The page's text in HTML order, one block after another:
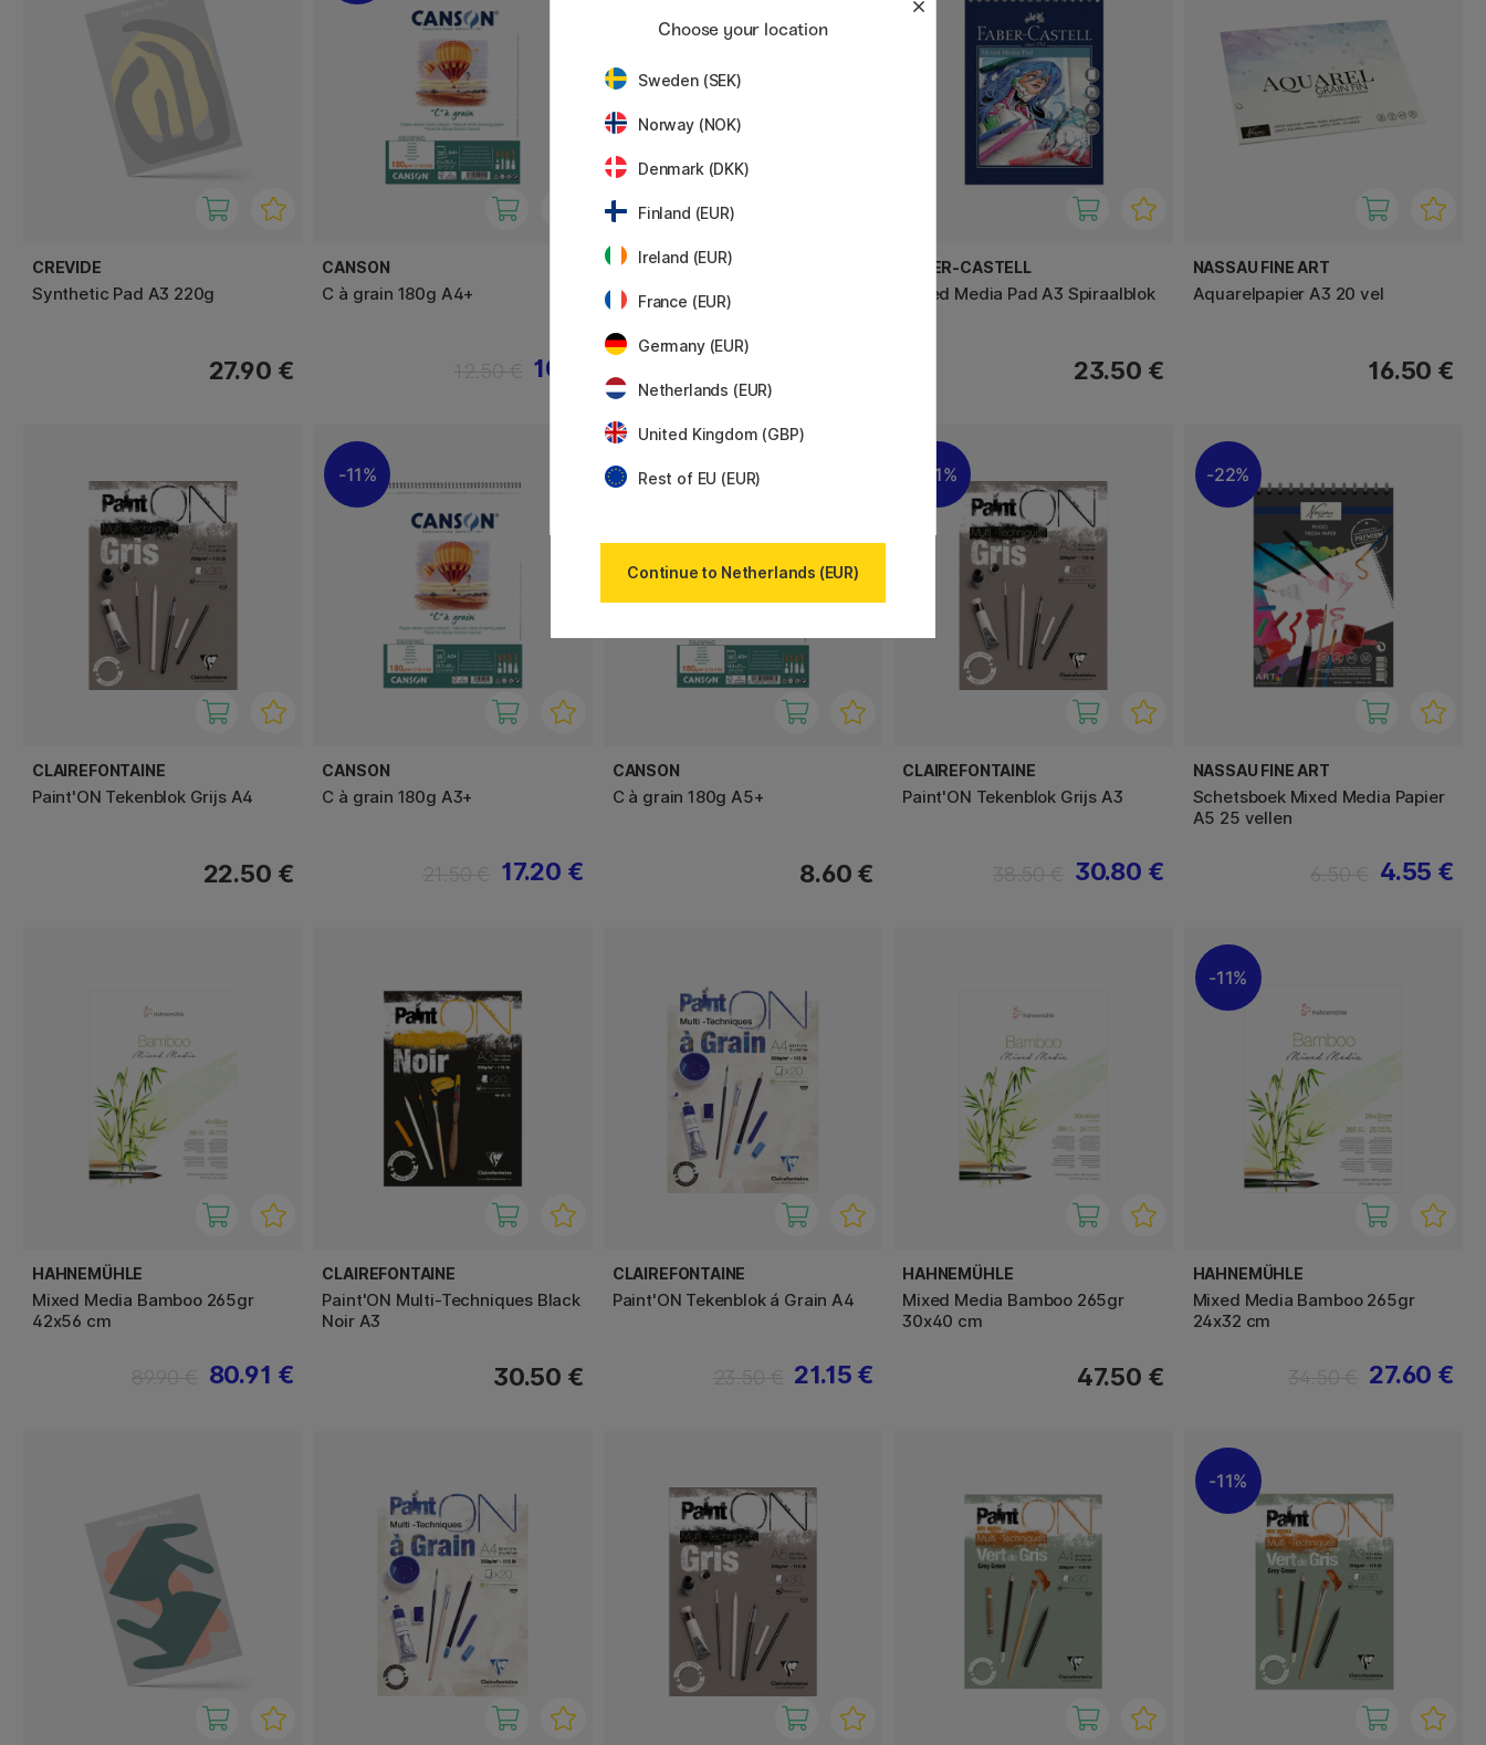
CREVIDE
Synthetic Pad A3 220g
27.90 €
CANSON
C à grain 180g A4+
10 €
LANA
LanaVanguard Yupo Paper
22x32cm
FABER-CASTELL
Mixed Media Pad A3 Spiraalblok
23.50 €
NASSAU FINE ART
Aquarelpapier A3 20 vel
16.50 €
CLAIREFONTAINE
Paint'ON Tekenblok Grijs A4
22.50 €
11%
CANSON
C à grain 180g A3+
17.20 €
CANSON
C à grain 180g A5+
8.60 €
11%
CLAIREFONTAINE
Paint'ON Tekenblok Grijs A3
30.80 €
22%
NASSAU FINE ART
Schetsboek Mixed Media Papier
A5 25 vellen
4.55 €
HAHNEMÜHLE
Mixed Media Bamboo 265gr
42x56 cm
80.91 €
CLAIREFONTAINE
Paint'ON Multi-Techniques Black
Noir A3
30.50 €
CLAIREFONTAINE
Paint'ON Tekenblok á Grain A4
21.15 €
HAHNEMÜHLE
Mixed Media Bamboo 265gr
30x40 cm
47.50 €
11%
HAHNEMÜHLE
Mixed Media Bamboo 265gr
24x32 cm
27.60 €
11%
Choose your location
Sweden (SEK)
Norway (NOK)
Denmark (DKK)
Finland (EUR)
Ireland (EUR)
France (EUR)
Germany (EUR)
Netherlands (EUR)
United Kingdom (GBP)
Rest of EU (EUR)
Continue to Netherlands (EUR)